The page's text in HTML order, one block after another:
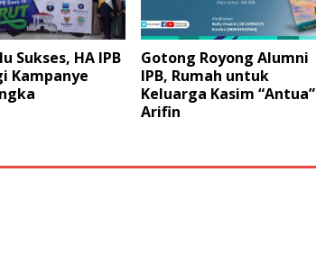
Sukses, HA IPB
Kampanye
Gotong Royong Alumni
IPB, Rumah untuk
Keluarga Kasim “Antua”
Arifin